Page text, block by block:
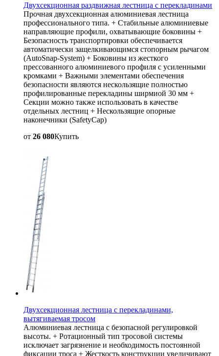
Двухсекционная раздвижная лестница с перекладинами
Прочная двухсекционная алюминиевая лестница
профессионального типа. + Стабильные алюминиевые
направляющие профили, охватывающие боковины +
Безопасность транспортировки обеспечивается
автоматически защелкивающимся стопорным рычагом
(AutoSnap-System) + Боковины из жесткого
прессованного алюминиевого профиля с усиленными
кромками + Важными элементами обеспечения
безопасности являются нескользящие полностью
профилированные перекладины ширмиой 30 мм +
Секции можно также использовать в качестве
отдельных лестниц + Нескользящие опорные
наконечники (SafetyCap)
от 26 080Купить
Двухсекционная лестница с перекладинами,
вытягиваемая тросом
Алюминиевая лестница с безопасной регулировкой
высоты. + Ротационный тип тросовой системы
исключает загрязнение и необходимость постоянной
фиксации троса + Жесткость конструкции увеличивают